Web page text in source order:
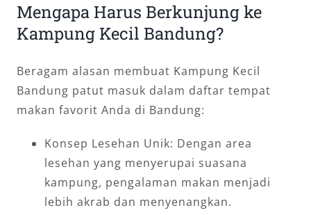
Mengapa Harus Berkunjung ke
Kampung Kecil Bandung?
Beragam alasan membuat Kampung Kecil
Bandung patut masuk dalam daftar tempat
makan favorit Anda di Bandung:
Konsep Lesehan Unik: Dengan area
lesehan yang menyerupai suasana
kampung, pengalaman makan menjadi
lebih akrab dan menyenangkan.